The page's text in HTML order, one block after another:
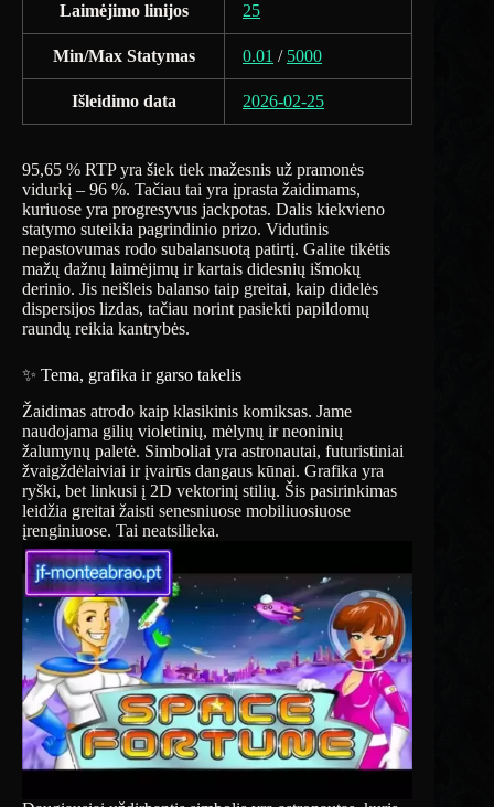
Laimėjimo linijos 25
Min/Max Statymas 0.01 / 5000
Išleidimo data 2026-02-25
95,65 % RTP yra šiek tiek mažesnis už pramonės
vidurkį – 96 %. Tačiau tai yra įprasta žaidimams,
kuriuose yra progresyvus jackpotas. Dalis kiekvieno
statymo suteikia pagrindinio prizo. Vidutinis
nepastovumas rodo subalansuotą patirtį. Galite tikėtis
mažų dažnų laimėjimų ir kartais didesnių išmokų
derinio. Jis neišleis balanso taip greitai, kaip didelės
dispersijos lizdas, tačiau norint pasiekti papildomų
raundų reikia kantrybės.
✨ Tema, grafika ir garso takelis
Žaidimas atrodo kaip klasikinis komiksas. Jame
naudojama gilių violetinių, mėlynų ir neoninių
žalumynų paletė. Simboliai yra astronautai, futuristiniai
žvaigždėlaiviai ir įvairūs dangaus kūnai. Grafika yra
ryški, bet linkusi į 2D vektorinį stilių. Šis pasirinkimas
leidžia greitai žaisti senesniuose mobiliuosiuose
įrenginiuose. Tai neatsilieka.